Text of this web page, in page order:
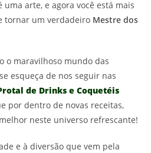
uma arte, e agora você está mais
tornar um verdadeiro Mestre dos
o maravilhoso mundo das
esqueça de nos seguir nas
de Drinks e Coquetéis
por dentro de novas receitas,
neste universo refrescante!
e à diversão que vem pela